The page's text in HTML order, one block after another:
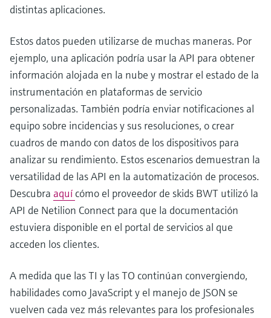
distintas aplicaciones.
Estos datos pueden utilizarse de muchas maneras. Por
ejemplo, una aplicación podría usar la API para obtener
información alojada en la nube y mostrar el estado de la
instrumentación en plataformas de servicio
personalizadas. También podría enviar notificaciones al
equipo sobre incidencias y sus resoluciones, o crear
cuadros de mando con datos de los dispositivos para
analizar su rendimiento. Estos escenarios demuestran la
versatilidad de las API en la automatización de procesos.
Descubra aquí cómo el proveedor de skids BWT utilizó la
API de Netilion Connect para que la documentación
estuviera disponible en el portal de servicios al que
acceden los clientes.
A medida que las TI y las TO continúan convergiendo,
habilidades como JavaScript y el manejo de JSON se
vuelven cada vez más relevantes para los profesionales